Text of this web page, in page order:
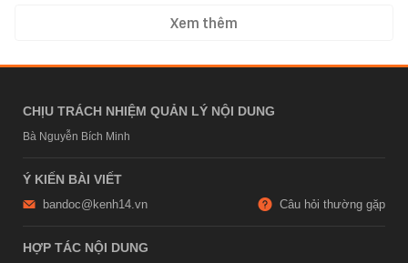
Xem thêm
CHỊU TRÁCH NHIỆM QUẢN LÝ NỘI DUNG
Bà Nguyễn Bích Minh
Ý KIẾN BÀI VIẾT
bandoc@kenh14.vn Câu hỏi thường gặp
HỢP TÁC NỘI DUNG